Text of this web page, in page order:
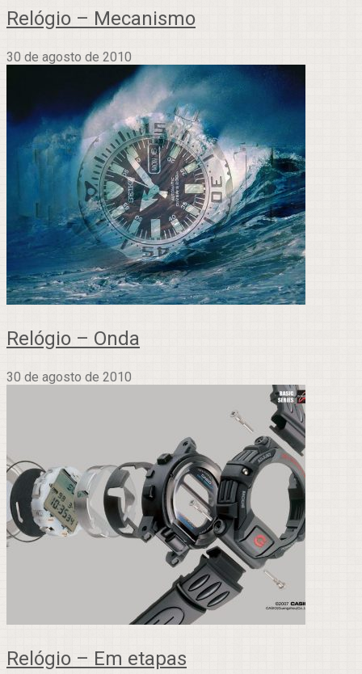
Relógio – Mecanismo
30 de agosto de 2010
Relógio – Onda
30 de agosto de 2010
Relógio – Em etapas